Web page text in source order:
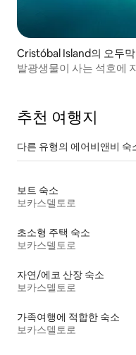
Cristóbal Island의 오두막
발광생물이 사는 석호에
추천 여행지
다른 유형의 에어비앤비 숙
보트 숙소
보카스델토로
초소형 주택 숙소
보카스델토로
자연/에코 산장 숙소
보카스델토로
가족여행에 적합한 숙소
보카스델토로